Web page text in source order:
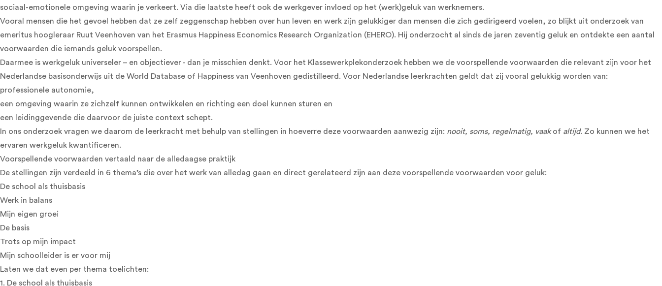
sociaal-emotionele omgeving waarin je verkeert. Via die laatste heeft ook de werkgever invloed op het (werk)geluk van werknemers.
Vooral mensen die het gevoel hebben dat ze zelf zeggenschap hebben over hun leven en werk zijn gelukkiger dan mensen die zich gedirigeerd voelen, zo blijkt uit onderzoek van
emeritus hoogleraar Ruut Veenhoven van het Erasmus Happiness Economics Research Organization (EHERO). Hij onderzocht al sinds de jaren zeventig geluk en ontdekte een aantal
voorwaarden die iemands geluk voorspellen.
Daarmee is werkgeluk universeler – en objectiever - dan je misschien denkt. Voor het Klassewerkplekonderzoek hebben we de voorspellende voorwaarden die relevant zijn voor het
Nederlandse basisonderwijs uit de World Database of Happiness van Veenhoven gedistilleerd. Voor Nederlandse leerkrachten geldt dat zij vooral gelukkig worden van:
professionele autonomie,
een omgeving waarin ze zichzelf kunnen ontwikkelen en richting een doel kunnen sturen en
een leidinggevende die daarvoor de juiste context schept.
In ons onderzoek vragen we daarom de leerkracht met behulp van stellingen in hoeverre deze voorwaarden aanwezig zijn: nooit, soms, regelmatig, vaakof altijd. Zo kunnen we het
ervaren werkgeluk kwantificeren.
Voorspellende voorwaarden vertaald naar de alledaagse praktijk
De stellingen zijn verdeeld in 6 thema’s die over het werk van alledag gaan en direct gerelateerd zijn aan deze voorspellende voorwaarden voor geluk:
De school als thuisbasis
Werk in balans
Mijn eigen groei
De basis
Trots op mijn impact
Mijn schoolleider is er voor mij
Laten we dat even per thema toelichten:
1. De school als thuisbasis